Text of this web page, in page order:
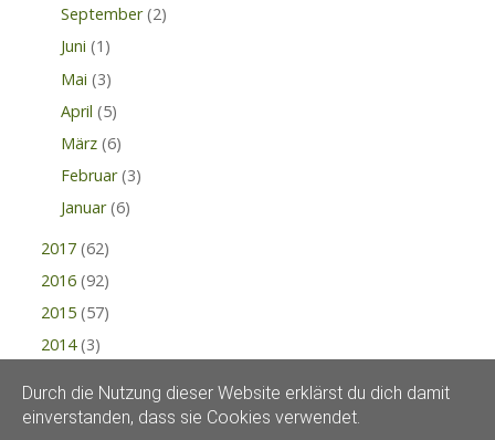
September (2)
Juni (1)
Mai (3)
April (5)
März (6)
Februar (3)
Januar (6)
2017 (62)
2016 (92)
2015 (57)
2014 (3)
Durch die Nutzung dieser Website erklärst du dich damit
einverstanden, dass sie Cookies verwendet.